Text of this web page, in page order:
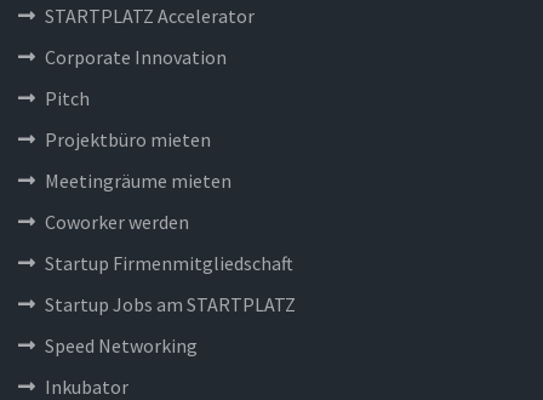
STARTPLATZ Accelerator
Corporate Innovation
Pitch
Projektbüro mieten
Meetingräume mieten
Coworker werden
Startup Firmenmitgliedschaft
Startup Jobs am STARTPLATZ
Speed Networking
Inkubator